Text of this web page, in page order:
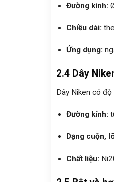
Đường kính:
Chiều dài:
Ứng dụng:
2.4 Dây
Dây Niken có
Đường kính:
Dạng cuộn,
Chất liệu: